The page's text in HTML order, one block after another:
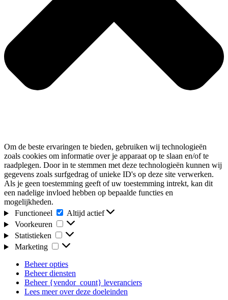
Om de beste ervaringen te bieden, gebruiken wij technologieën
zoals cookies om informatie over je apparaat op te slaan en/of te
raadplegen. Door in te stemmen met deze technologieën kunnen wij
gegevens zoals surfgedrag of unieke ID's op deze site verwerken.
Als je geen toestemming geeft of uw toestemming intrekt, kan dit
een nadelige invloed hebben op bepaalde functies en
mogelijkheden.
Functioneel
Functioneel
Altijd actief
Voorkeuren
Voorkeuren
Statistieken
Statistieken
Marketing
Marketing
Beheer opties
Beheer diensten
Beheer {vendor_count} leveranciers
Lees meer over deze doeleinden